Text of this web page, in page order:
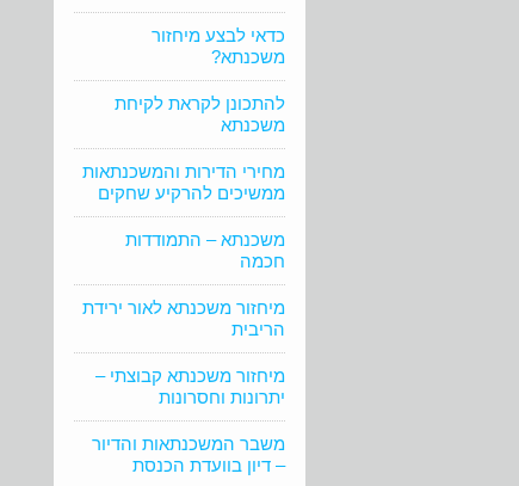
כדאי לבצע מיחזור
משכנתא?
להתכונן לקראת לקיחת
משכנתא
מחירי הדירות והמשכנתאות
ממשיכים להרקיע שחקים
משכנתא – התמודדות
חכמה
מיחזור משכנתא לאור ירידת
הריבית
מיחזור משכנתא קבוצתי –
יתרונות וחסרונות
משבר המשכנתאות והדיור
– דיון בוועדת הכנסת